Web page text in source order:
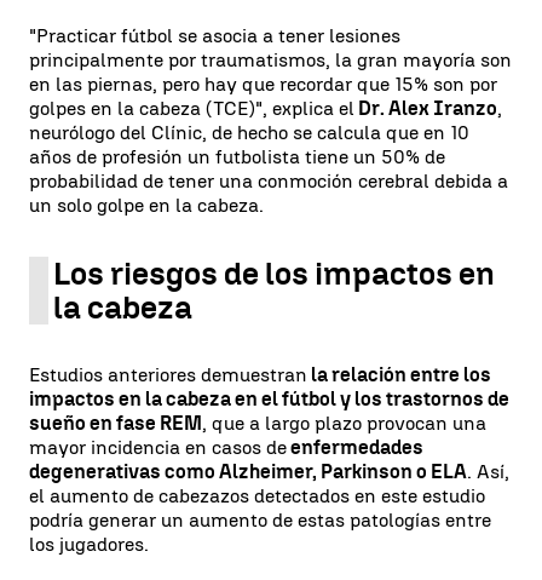
"Practicar fútbol se asocia a tener lesiones
principalmente por traumatismos, la gran mayoría son
en las piernas, pero hay que recordar que 15% son por
golpes en la cabeza (TCE)", explica el Dr. Alex Iranzo,
neurólogo del Clínic, de hecho se calcula que en 10
años de profesión un futbolista tiene un 50% de
probabilidad de tener una conmoción cerebral debida a
un solo golpe en la cabeza.
Los riesgos de los impactos en
la cabeza
Estudios anteriores demuestran la relación entre los
impactos en la cabeza en el fútbol y los trastornos de
sueño en fase REM, que a largo plazo provocan una
mayor incidencia en casos deenfermedades
degenerativas como Alzheimer, Parkinson o ELA. Así,
el aumento de cabezazos detectados en este estudio
podría generar un aumento de estas patologías entre
los jugadores.